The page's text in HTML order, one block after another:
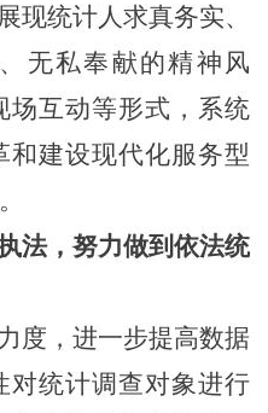
展现统计人求真务实、
无私奉献的精神风
场互动等形式，系统
和建设现代化服务型
。
法，努力做到依法统
度，进一步提高数据
对统计调查对象进行